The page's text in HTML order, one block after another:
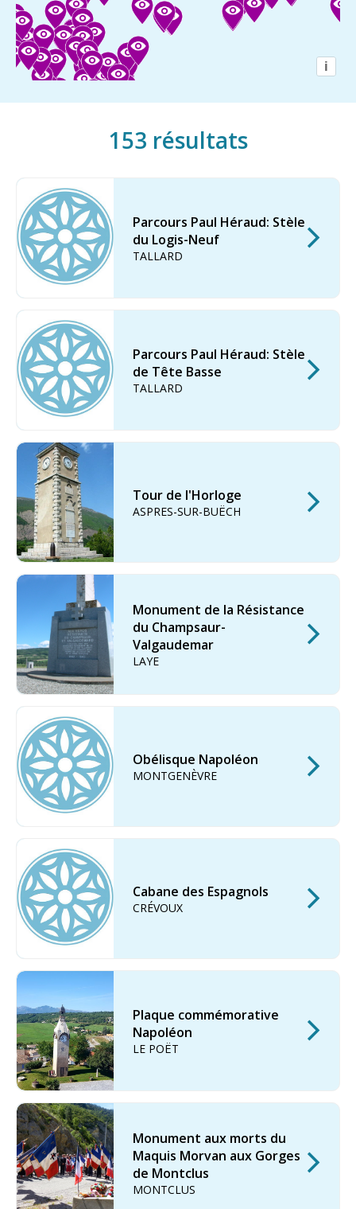
GB
IT
i
153 résultats
Parcours Paul Héraud: Stèle
du Logis-Neuf
TALLARD
Parcours Paul Héraud: Stèle
de Tête Basse
TALLARD
Tour de l'Horloge
ASPRES-SUR-BUËCH
Monument de la Résistance
du Champsaur-
Valgaudemar
LAYE
Obélisque Napoléon
MONTGENÈVRE
Cabane des Espagnols
CRÉVOUX
Plaque commémorative
Napoléon
LE POËT
Monument aux morts du
Maquis Morvan aux Gorges
de Montclus
MONTCLUS